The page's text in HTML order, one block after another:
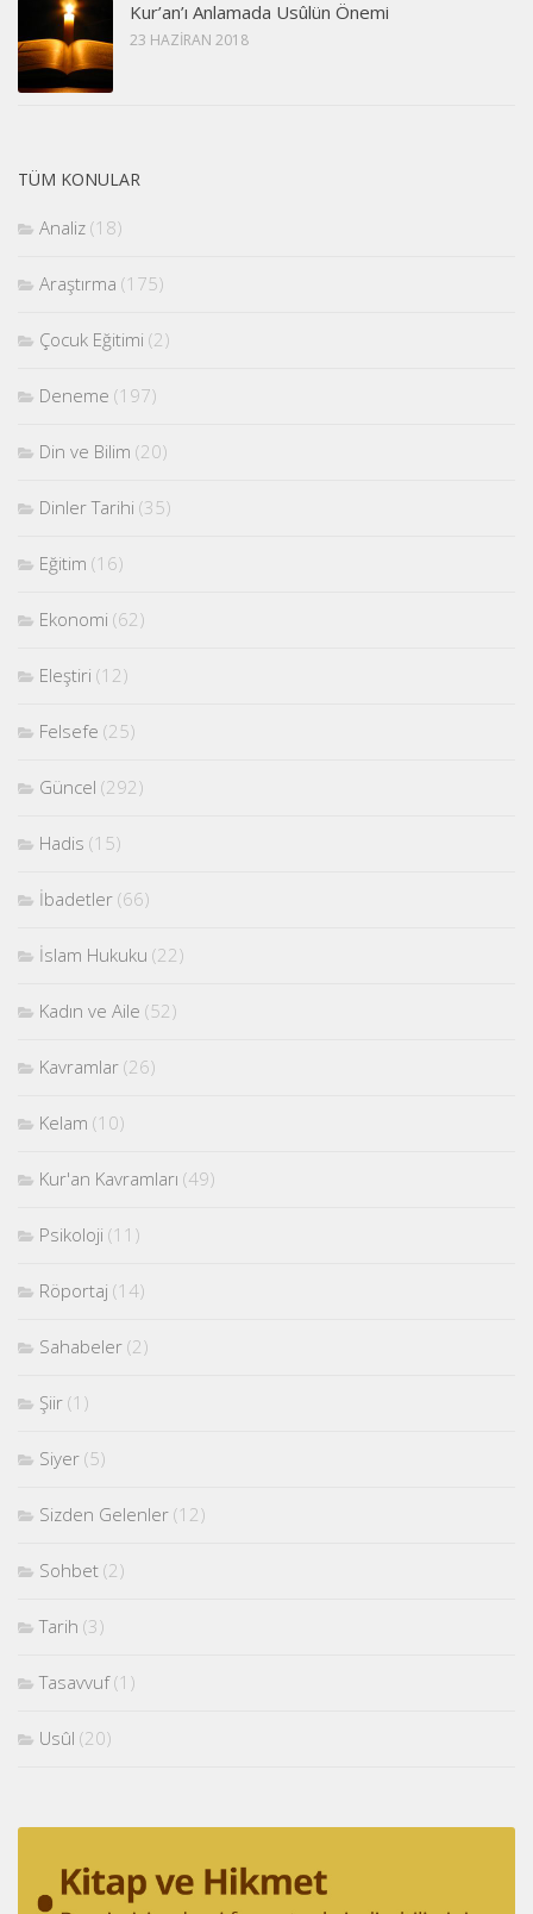
Kur’an’ı Anlamada Usûlün Önemi
23 HAZIRAN 2018
TÜM KONULAR
Analiz (18)
Araştırma (175)
Çocuk Eğitimi (2)
Deneme (197)
Din ve Bilim (20)
Dinler Tarihi (35)
Eğitim (16)
Ekonomi (62)
Eleştiri (12)
Felsefe (25)
Güncel (292)
Hadis (15)
İbadetler (66)
İslam Hukuku (22)
Kadın ve Aile (52)
Kavramlar (26)
Kelam (10)
Kur'an Kavramları (49)
Psikoloji (11)
Röportaj (14)
Sahabeler (2)
Şiir (1)
Siyer (5)
Sizden Gelenler (12)
Sohbet (2)
Tarih (3)
Tasavvuf(1)
Usûl (20)